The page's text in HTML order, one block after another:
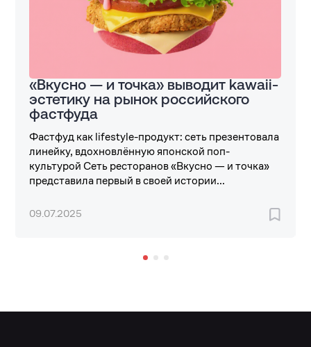
«Вкусно — и точка» выводит kawaii-
эстетику на рынок российского
фастфуда
Фастфуд как lifestyle-продукт: сеть презентовала
линейку, вдохновлённую японской поп-
культурой Сеть ресторанов «Вкусно — и точка»
представила первый в своей истории...
09.07.2025